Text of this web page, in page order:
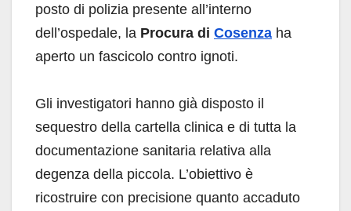
posto di polizia presente all’interno
dell’ospedale, la Procura di Cosenza ha
aperto un fascicolo contro ignoti.
Gli investigatori hanno già disposto il
sequestro della cartella clinica e di tutta la
documentazione sanitaria relativa alla
degenza della piccola. L’obiettivo è
ricostruire con precisione quanto accaduto